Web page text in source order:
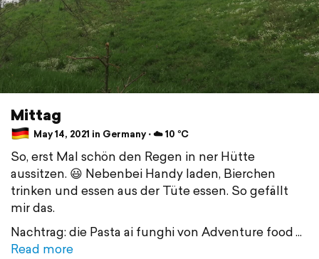
Mittag
May 14, 2021 in Germany ⋅ ☁️ 10 °C
So, erst Mal schön den Regen in ner Hütte
aussitzen. 😃 Nebenbei Handy laden, Bierchen
trinken und essen aus der Tüte essen. So gefällt
mir das.
Nachtrag: die Pasta ai funghi von Adventure food
Read more